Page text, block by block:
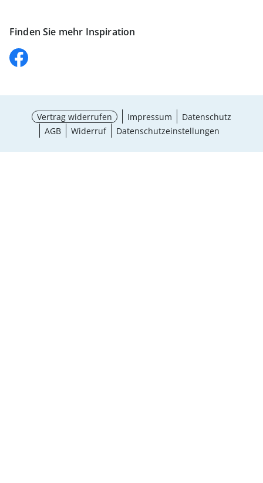
Finden Sie mehr Inspiration
Vertrag widerrufen Impressum
Datenschutz
AGB
Widerruf Datenschutzeinstellungen